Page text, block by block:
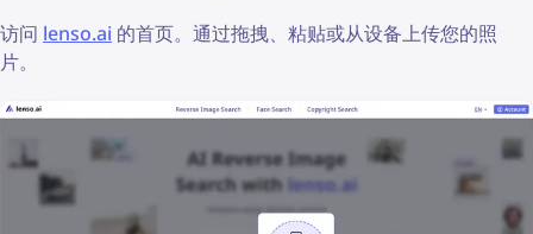
访问 lenso.ai 的首页。通过拖拽、粘贴或从设备上传您的照
片。